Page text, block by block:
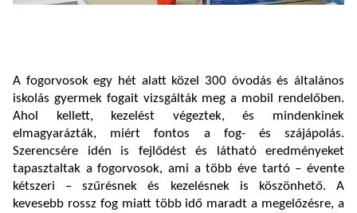
A fogorvosok egy hét alatt közel 300 óvodás és általános
iskolás gyermek fogait vizsgálták meg a mobil rendelőben.
Ahol kellett, kezelést végeztek, és mindenkinek
elmagyarázták, miért fontos a fog- és szájápolás.
Szerencsére idén is fejlődést és látható eredményeket
tapasztaltak a fogorvosok, ami a több éve tartó – évente
kétszeri – szűrésnek és kezelésnek is köszönhető. A
kevesebb rossz fog miatt több idő maradt a megelőzésre, a